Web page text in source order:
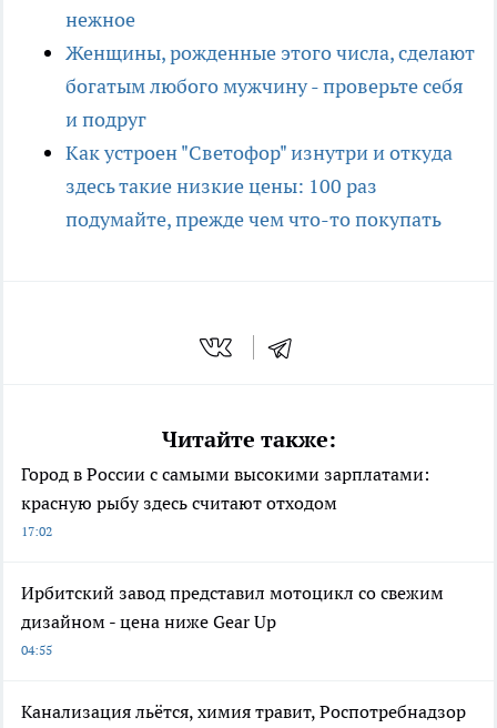
нежное
Женщины, рожденные этого числа, сделают
богатым любого мужчину - проверьте себя
и подруг
Как устроен "Светофор" изнутри и откуда
здесь такие низкие цены: 100 раз
подумайте, прежде чем что-то покупать
Читайте также:
Город в России с самыми высокими зарплатами:
красную рыбу здесь считают отходом
17:02
Ирбитский завод представил мотоцикл со свежим
дизайном - цена ниже Gear Up
04:55
Канализация льётся, химия травит, Роспотребнадзор